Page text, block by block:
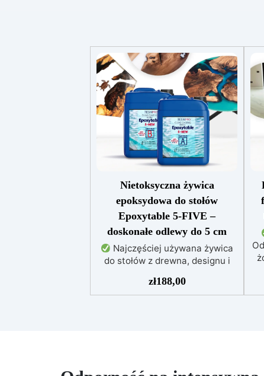
Nietoksyczna żywica
epoksydowa do stołów
Epoxytable 5-FIVE –
doskonałe odlewy do 5 cm
Najczęściej używana żywica
do stołów z drewna, designu i
odlewów do 5 cm.
niska egzotermia zapewniająca
eliminująca pęcherzyki
zł188,00